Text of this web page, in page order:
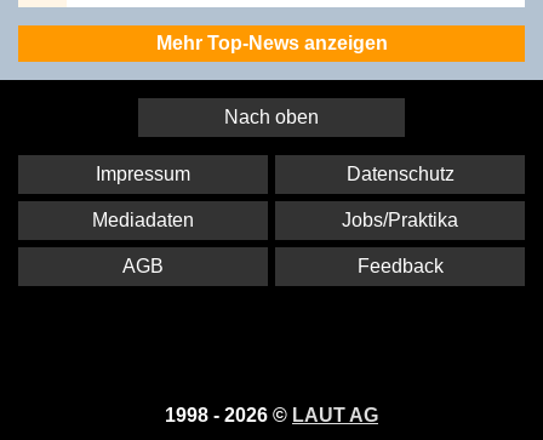
Mehr Top-News anzeigen
Nach oben
1998 - 2026 © LAUT AG
Impressum Datenschutz
Mediadaten Jobs/Praktika
AGB Feedback